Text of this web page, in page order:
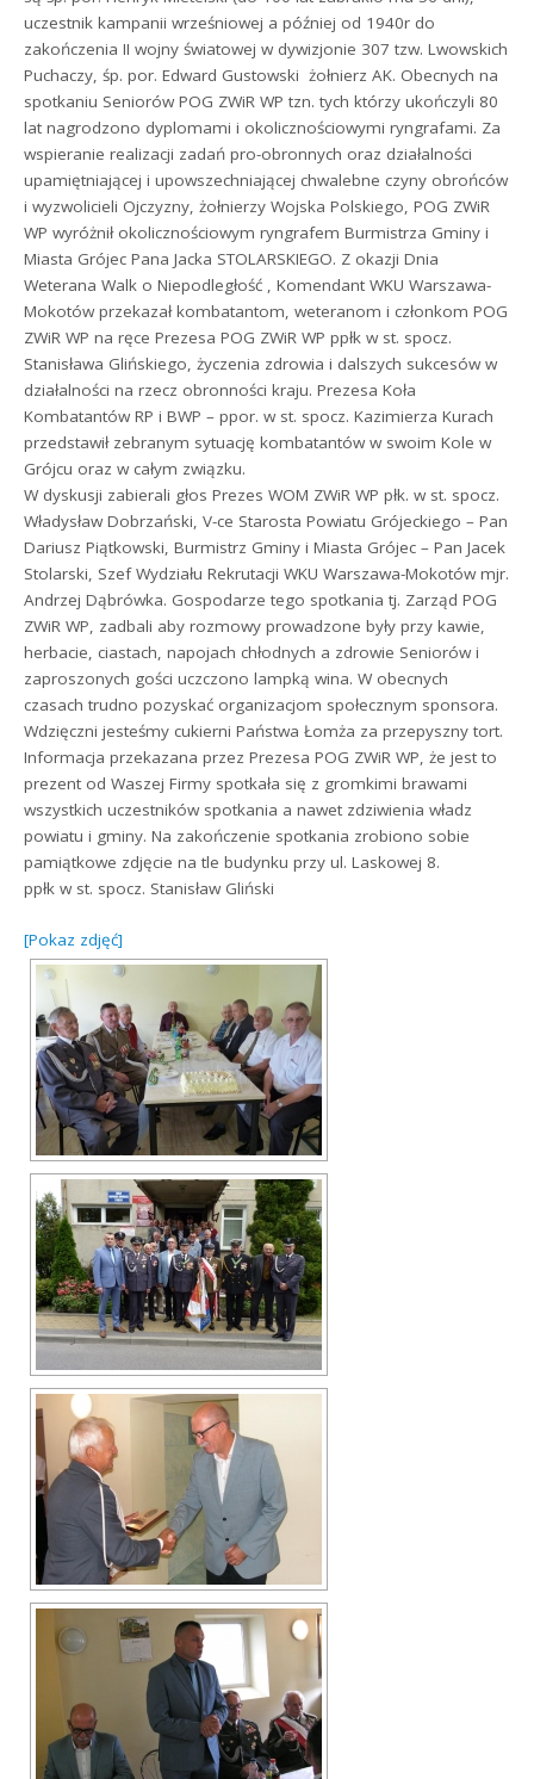
uczestnik kampanii wrześniowej a później od 1940r do
zakończenia II wojny światowej w dywizjonie 307 tzw. Lwowskich
Puchaczy, śp. por. Edward Gustowski  żołnierz AK. Obecnych na
spotkaniu Seniorów POG ZWiR WP tzn. tych którzy ukończyli 80
lat nagrodzono dyplomami i okolicznościowymi ryngrafami. Za
wspieranie realizacji zadań pro-obronnych oraz działalności
upamiętniającej i upowszechniającej chwalebne czyny obrońców
i wyzwolicieli Ojczyzny, żołnierzy Wojska Polskiego, POG ZWiR
WP wyróżnił okolicznościowym ryngrafem Burmistrza Gminy i
Miasta Grójec Pana Jacka STOLARSKIEGO. Z okazji Dnia
Weterana Walk o Niepodległość , Komendant WKU Warszawa-
Mokotów przekazał kombatantom, weteranom i członkom POG
ZWiR WP na ręce Prezesa POG ZWiR WP ppłk w st. spocz.
Stanisława Glińskiego, życzenia zdrowia i dalszych sukcesów w
działalności na rzecz obronności kraju. Prezesa Koła
Kombatantów RP i BWP – ppor. w st. spocz. Kazimierza Kurach
przedstawił zebranym sytuację kombatantów w swoim Kole w
Grójcu oraz w całym związku.
W dyskusji zabierali głos Prezes WOM ZWiR WP płk. w st. spocz.
Władysław Dobrzański, V-ce Starosta Powiatu Grójeckiego – Pan
Dariusz Piątkowski, Burmistrz Gminy i Miasta Grójec – Pan Jacek
Stolarski, Szef Wydziału Rekrutacji WKU Warszawa-Mokotów mjr.
Andrzej Dąbrówka. Gospodarze tego spotkania tj. Zarząd POG
ZWiR WP, zadbali aby rozmowy prowadzone były przy kawie,
herbacie, ciastach, napojach chłodnych a zdrowie Seniorów i
zaproszonych gości uczczono lampką wina. W obecnych
czasach trudno pozyskać organizacjom społecznym sponsora.
Wdzięczni jesteśmy cukierni Państwa Łomża za przepyszny tort.
Informacja przekazana przez Prezesa POG ZWiR WP, że jest to
prezent od Waszej Firmy spotkała się z gromkimi brawami
wszystkich uczestników spotkania a nawet zdziwienia władz
powiatu i gminy. Na zakończenie spotkania zrobiono sobie
pamiątkowe zdjęcie na tle budynku przy ul. Laskowej 8.
ppłk w st. spocz. Stanisław Gliński
[Pokaz zdjęć]